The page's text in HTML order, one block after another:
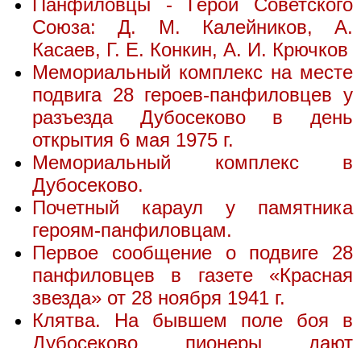
Союза: Д. М. Калейников, А.
Касаев, Г. Е. Конкин, А. И. Крючков
Мемориальный комплекс на месте
подвига 28 героев-панфиловцев у
разъезда Дубосеково в день
открытия 6 мая 1975 г.
Мемориальный комплекс в
Дубосеково.
Почетный караул у памятника
героям-панфиловцам.
Первое сообщение о подвиге 28
панфиловцев в газете «Красная
звезда» от 28 ноября 1941 г.
Клятва. На бывшем поле боя в
Дубосеково пионеры дают